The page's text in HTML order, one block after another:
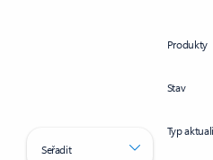
Seřadit
Produkty
Stav
Typ